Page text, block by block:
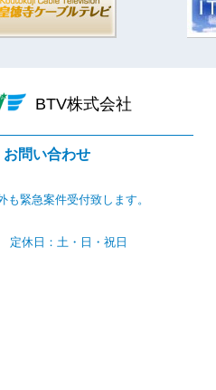
BTV株式会社
お問い合わせ
も緊急案件受付致します。
定休日：土・日・祝日